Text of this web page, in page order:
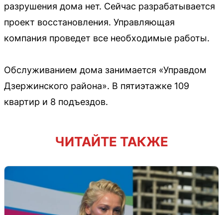
разрушения дома нет. Сейчас разрабатывается
проект восстановления. Управляющая
компания проведет все необходимые работы.
Обслуживанием дома занимается «Управдом
Дзержинского района». В пятиэтажке 109
квартир и 8 подъездов.
ЧИТАЙТЕ ТАКЖЕ